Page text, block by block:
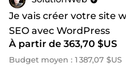
Je vais créer votre site
SEO avec WordPress
À partir de 363,70 $US
Budget moyen : 1 387,07 $US